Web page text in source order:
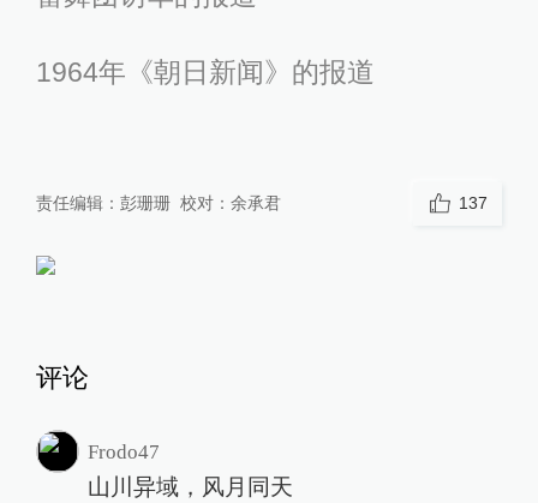
1964年《朝日新闻》的报道
责任编辑： 彭珊珊 校对： 余承君 137
评论
Frodo47
山川异域，风月同天